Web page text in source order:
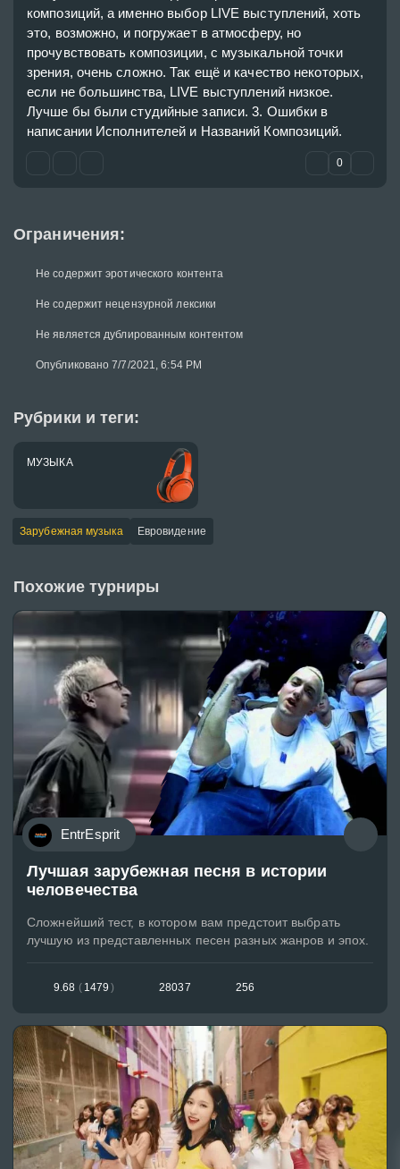
Ограничения:
Не содержит эротического контента
Не содержит нецензурной лексики
Не является дублированным контентом
Опубликовано 7/7/2021, 6:54 PM
Рубрики и теги:
МУЗЫКА
Зарубежная музыка Евровидение
композиций, а именно выбор LIVE выступлений, хоть
это, возможно, и погружает в атмосферу, но
прочувствовать композиции, с музыкальной точки
зрения, очень сложно. Так ещё и качество некоторых,
если не большинства, LIVE выступлений низкое.
Лучше бы были студийные записи. 3. Ошибки в
написании Исполнителей и Названий Композиций.
0
Похожие турниры
EntrEsprit
Лучшая зарубежная песня в истории
человечества
Сложнейший тест, в котором вам предстоит выбрать
лучшую из представленных песен разных жанров и эпох.
9.68 ( 1479 ) 28037 256